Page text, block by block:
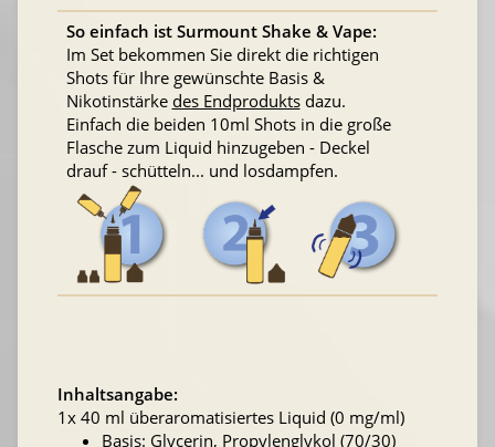
So einfach ist Surmount Shake & Vape:
Im Set bekommen Sie direkt die richtigen
Shots für Ihre gewünschte Basis &
Nikotinstärke des Endproduktsdazu.
Einfach die beiden 10ml Shots in die große
Flasche zum Liquid hinzugeben - Deckel
drauf - schütteln... und losdampfen.
Inhaltsangabe:
1x 40 ml überaromatisiertes Liquid (0 mg/ml)
Basis: Glycerin, Propylenglykol (70/30)